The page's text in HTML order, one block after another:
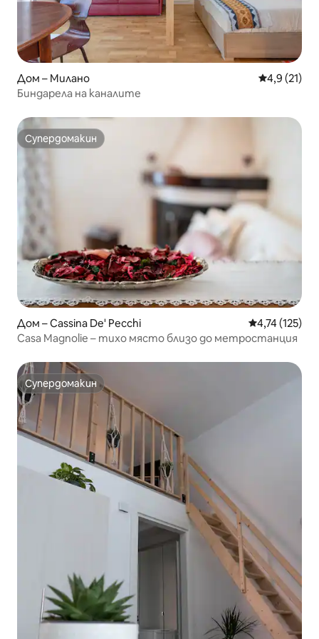
Дом – Милано Средна
4,9 (21)
Биндарела на каналите
Супердомакин
Супердомакин
Дом – Cassina De' Pecchi Средна
4,74 (125)
Casa Magnolie – тихо място близо до метростанция
Супердомакин
Супердомакин